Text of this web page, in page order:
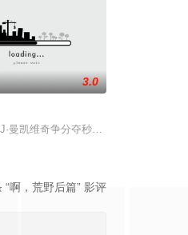
阿栋（徐伟栋饰）是自幼长大的好朋友
（本·巴恩斯 Ben Barnes 饰）的父亲
3.0
曼凯维奇争分夺秒地完成奥逊·威尔
“啊，荒野后篇” 影评